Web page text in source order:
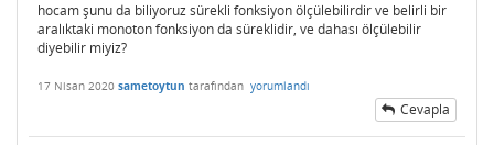
hocam şunu da biliyoruz sürekli fonksiyon ölçülebilirdir ve belirli bir
aralıktaki monoton fonksiyon da süreklidir, ve dahası ölçülebilir
diyebilir miyiz?
17 Nisan 2020 sametoytun tarafından yorumlandı
Cevapla